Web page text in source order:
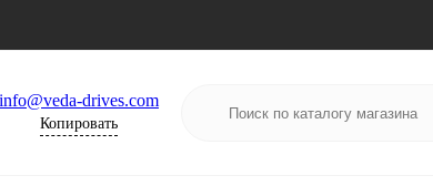
info@veda-drives.com
Копировать